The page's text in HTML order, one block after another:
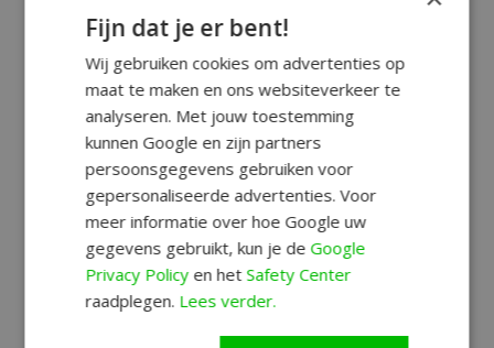
Fijn dat je er bent!
Wij gebruiken cookies om advertenties op
maat te maken en ons websiteverkeer te
analyseren. Met jouw toestemming
kunnen Google en zijn partners
persoonsgegevens gebruiken voor
gepersonaliseerde advertenties. Voor
meer informatie over hoe Google uw
gegevens gebruikt, kun je deGoogle
Privacy Policyen hetSafety Center
raadplegen. Lees verder.